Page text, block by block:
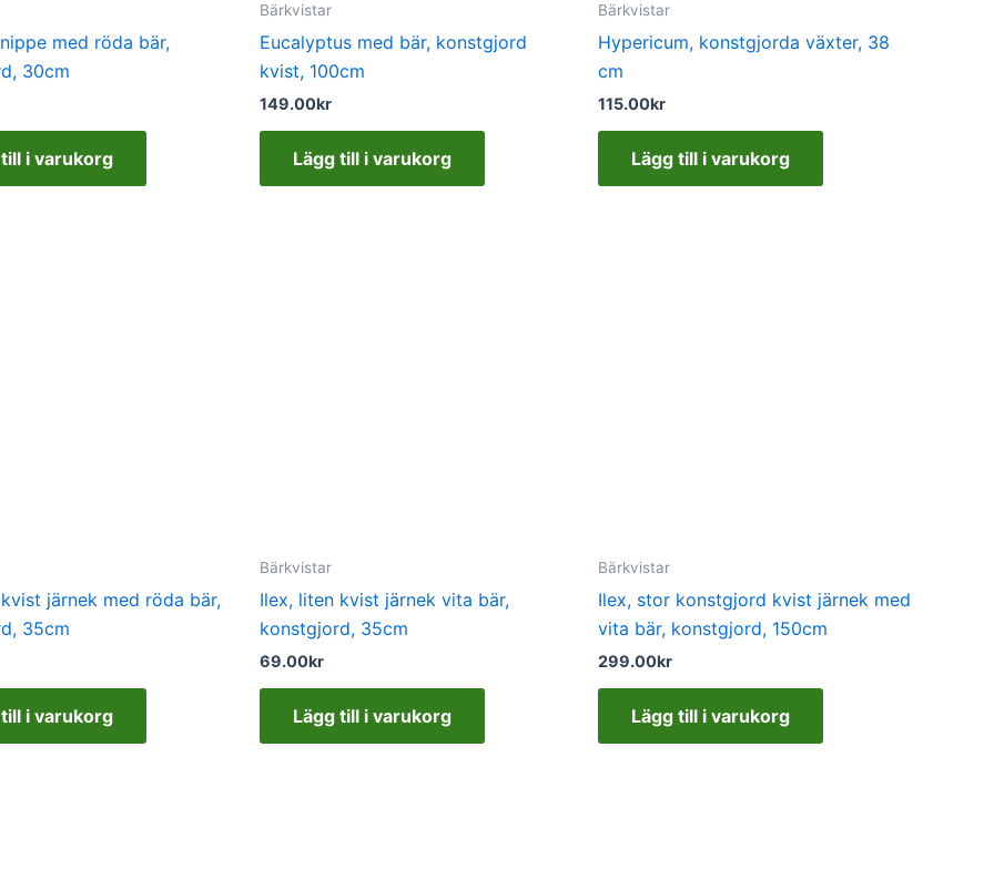
med röda bär,
30cm
i varukorg
Bärkvistar
Eucalyptus med bär, konstgjord
kvist, 100cm
149.00kr
Lägg till i varukorg
Bärkvistar
Hypericum, konstgjorda växter, 38
cm
115.00kr
Lägg till i varukorg
järnek med röda bär,
35cm
i varukorg
Bärkvistar
Ilex, liten kvist järnek vita bär,
konstgjord, 35cm
69.00kr
Lägg till i varukorg
Bärkvistar
Ilex, stor konstgjord kvist järnek med
vita bär, konstgjord, 150cm
299.00kr
Lägg till i varukorg